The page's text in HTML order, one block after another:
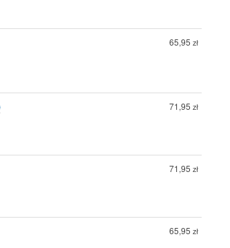
65,95 zł
71,95 zł
71,95 zł
65,95 zł